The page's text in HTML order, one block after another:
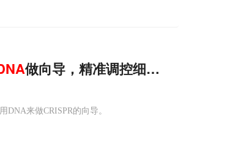
做向导，精准调控细胞里的“复印本”
来做CRISPR的向导。